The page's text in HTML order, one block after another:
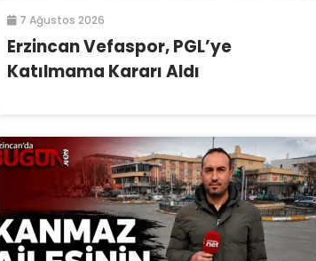
7 Ağustos 2026
Erzincan Vefaspor, PGL’ye
Katılmama Kararı Aldı